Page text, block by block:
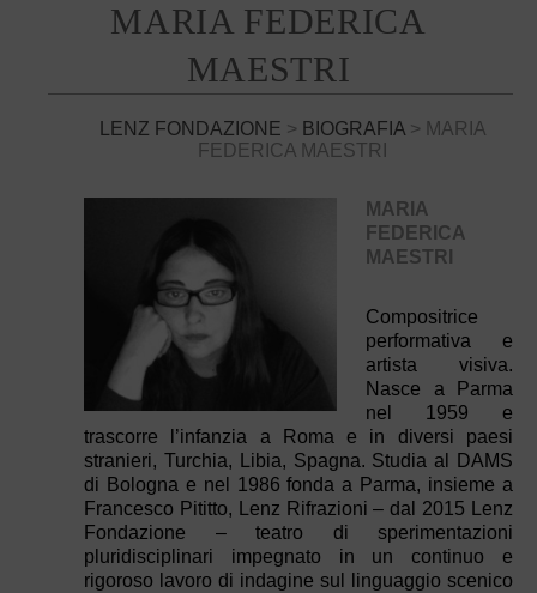
MARIA FEDERICA
MAESTRI
LENZ FONDAZIONE > BIOGRAFIA> MARIA
FEDERICA MAESTRI
MARIA
FEDERICA
MAESTRI
Compositrice
performativa e
artista visiva.
Nasce a Parma
nel 1959 e
trascorre l’infanzia a Roma e in diversi paesi
stranieri, Turchia, Libia, Spagna. Studia al DAMS
di Bologna e nel 1986 fonda a Parma, insieme a
Francesco Pititto, Lenz Rifrazioni – dal 2015 Lenz
Fondazione – teatro di sperimentazioni
pluridisciplinari impegnato in un continuo e
rigoroso lavoro di indagine sul linguaggio scenico